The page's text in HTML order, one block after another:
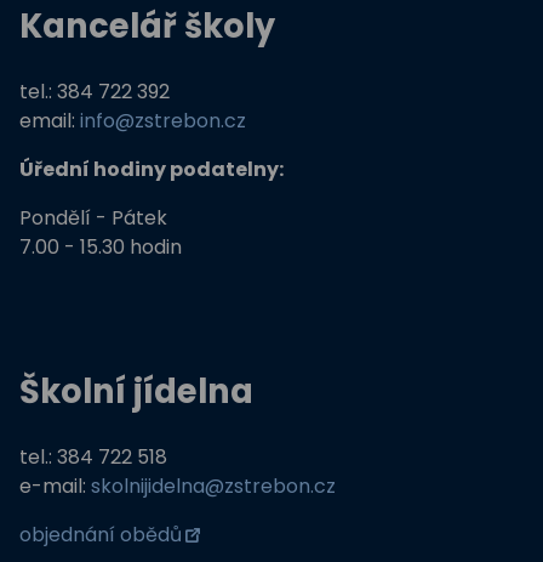
Němčina nekouše
Podpora programů prevence krim
Kancelář školy
tel.: 384 722 392
email: info@zstrebon.cz
Úřední hodiny podatelny:
Pondělí - Pátek
7.00 - 15.30 hodin
Školní jídelna
tel.: 384 722 518
e-mail: skolnijidelna@zstrebon.cz
objednání obědů